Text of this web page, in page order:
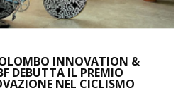
INNOVATION &
DEBUTTA IL PREMIO
NEL CICLISMO